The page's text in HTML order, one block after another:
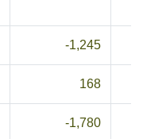
-1,245
168
-1,780